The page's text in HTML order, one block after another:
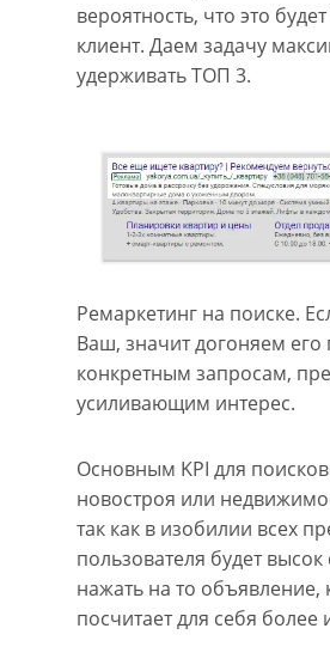
вероятность, что это
клиент. Даем задачу
удерживать ТОП 3.
Ремаркетинг на поиске.
Ваш, значит догоняем его
конкретным запросам,
усиливающим интерес.
Основным KPI для
новостроя или
так как в изобилии всех
пользователя будет высок
нажать на то объявление,
посчитает для себя более